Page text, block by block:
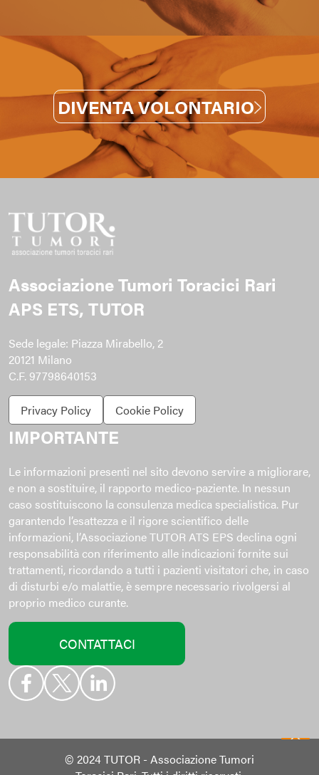
DIVENTA VOLONTARIO
Associazione Tumori Toracici Rari
APS ETS, TUTOR
Sede legale: Piazza Mirabello, 2
20121 Milano
C.F. 97798640153
Privacy Policy Cookie Policy
IMPORTANTE
Le informazioni presenti nel sito devono servire a migliorare,
e non a sostituire, il rapporto medico-paziente. In nessun
caso sostituiscono la consulenza medica specialistica. Pur
garantendo l’esattezza e il rigore scientifico delle
informazioni, l’Associazione TUTOR ATS EPS declina ogni
responsabilità con riferimento alle indicazioni fornite sui
trattamenti, ricordando a tutti i pazienti visitatori che, in caso
di disturbi e/o malattie, è sempre necessario rivolgersi al
proprio medico curante.
CONTATTACI
© 2024 TUTOR - Associazione Tumori